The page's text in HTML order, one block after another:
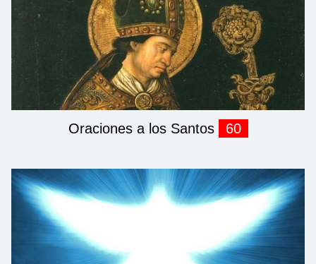
Oraciones a los Santos 60